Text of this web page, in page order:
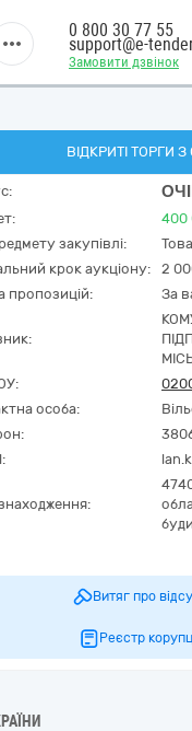
Замовити дзвінок
0 800 30 77 55
support@e-
ВІДКРИТІ ТОРГИ
400
закупівлі:
крок аукціону:
2
пропозицій:
За
особа:
Витяг про
Реєстр